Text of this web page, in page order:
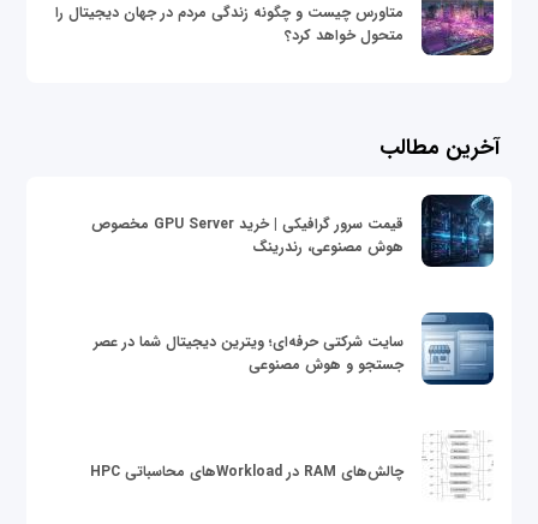
متاورس چیست و چگونه زندگی مردم در جهان دیجیتال را
متحول خواهد کرد؟
آخرین مطالب
قیمت سرور گرافیکی | خرید GPU Server مخصوص
هوش مصنوعی، رندرینگ
سایت شرکتی حرفه‌ای؛ ویترین دیجیتال شما در عصر
جستجو و هوش مصنوعی
چالش‌های RAM در Workloadهای محاسباتی HPC